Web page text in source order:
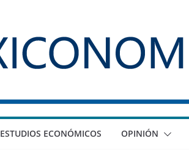
ESTUDIOS ECONÓMICOS OPINIÓN